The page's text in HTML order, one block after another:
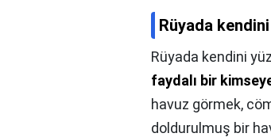
Rüyada
Rüyada kendini
faydalı bir
havuz görmek,
doldurulmuş bir